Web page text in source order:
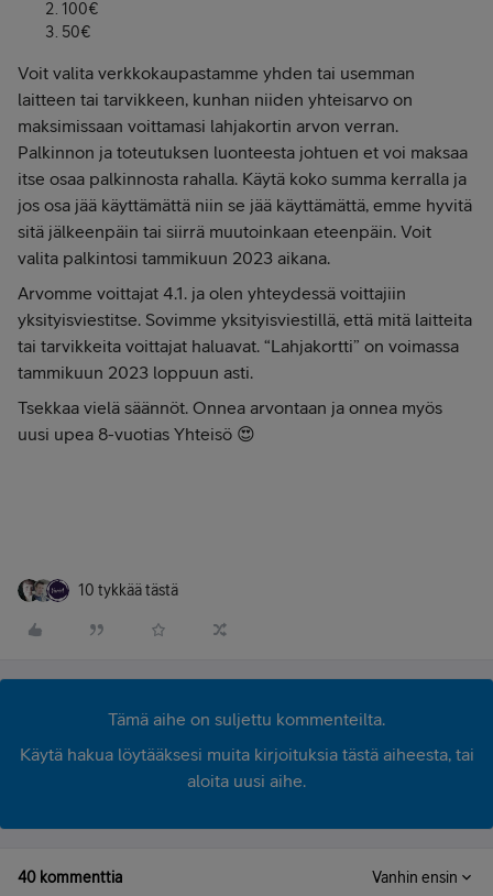
100€
50€
Voit valita verkkokaupastamme yhden tai usemman
laitteen tai tarvikkeen, kunhan niiden yhteisarvo on
maksimissaan voittamasi lahjakortin arvon verran.
Palkinnon ja toteutuksen luonteesta johtuen et voi maksaa
itse osaa palkinnosta rahalla. Käytä koko summa kerralla ja
jos osa jää käyttämättä niin se jää käyttämättä, emme hyvitä
sitä jälkeenpäin tai siirrä muutoinkaan eteenpäin. Voit
valita palkintosi tammikuun 2023 aikana.
Arvomme voittajat 4.1. ja olen yhteydessä voittajiin
yksityisviestitse. Sovimme yksityisviestillä, että mitä laitteita
tai tarvikkeita voittajat haluavat. “Lahjakortti” on voimassa
tammikuun 2023 loppuun asti.
Tsekkaa vielä säännöt. Onnea arvontaan ja onnea myös
uusi upea 8-vuotias Yhteisö 😍
10 tykkää tästä
Tämä aihe on suljettu kommenteilta.
Käytä hakua löytääksesi muita kirjoituksia tästä aiheesta, tai
aloita uusi aihe.
40 kommenttia Vanhin ensin